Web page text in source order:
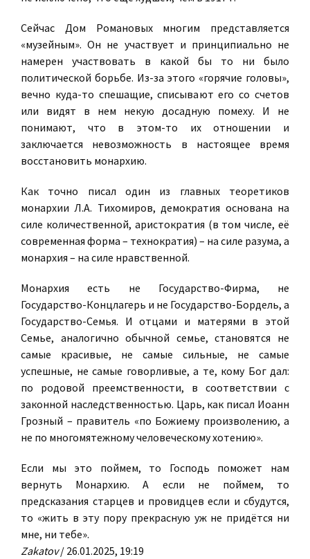
Сейчас Дом Романовых многим представляется
«музейным». Он не участвует и принципиально не
намерен участвовать в какой бы то ни было
политической борьбе. Из-за этого «горячие головы»,
вечно куда-то спешащие, списывают его со счетов
или видят в нем некую досадную помеху. И не
понимают, что в этом-то их отношении и
заключается невозможность в настоящее время
восстановить монархию.
Как точно писал один из главных теоретиков
монархии Л.А. Тихомиров, демократия основана на
силе количественной, аристократия (в том числе, её
современная форма – технократия) – на силе разума, а
монархия – на силе нравственной.
Монархия есть не Государство-Фирма, не
Государство-Концлагерь и не Государство-Бордель, а
Государство-Семья. И отцами и матерями в этой
Семье, аналогично обычной семье, становятся не
самые красивые, не самые сильные, не самые
успешные, не самые говорливые, а те, кому Бог дал:
по родовой преемственности, в соответствии с
законной наследственностью. Царь, как писал Иоанн
Грозный – правитель «по Божиему произволению, а
не по многомятежному человеческому хотению».
Если мы это поймем, то Господь поможет нам
вернуть Монархию. А если не поймем, то
предсказания старцев и провидцев если и сбудутся,
то «жить в эту пору прекрасную уж не придётся ни
мне, ни тебе».
Zakatov/ 26.01.2025, 19:19